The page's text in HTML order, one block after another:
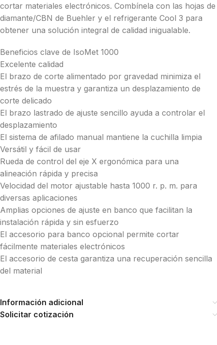
cortar materiales electrónicos. Combínela con las hojas de
diamante/CBN de Buehler y el refrigerante Cool 3 para
obtener una solución integral de calidad inigualable.
Beneficios clave de IsoMet 1000
Excelente calidad
El brazo de corte alimentado por gravedad minimiza el
estrés de la muestra y garantiza un desplazamiento de
corte delicado
El brazo lastrado de ajuste sencillo ayuda a controlar el
desplazamiento
El sistema de afilado manual mantiene la cuchilla limpia
Versátil y fácil de usar
Rueda de control del eje X ergonómica para una
alineación rápida y precisa
Velocidad del motor ajustable hasta 1000 r. p. m. para
diversas aplicaciones
Amplias opciones de ajuste en banco que facilitan la
instalación rápida y sin esfuerzo
El accesorio para banco opcional permite cortar
fácilmente materiales electrónicos
El accesorio de cesta garantiza una recuperación sencilla
del material
Información adicional
Solicitar cotización